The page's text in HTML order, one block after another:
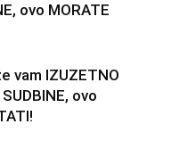
ovo MORATE
vam IZUZETNO
ovo